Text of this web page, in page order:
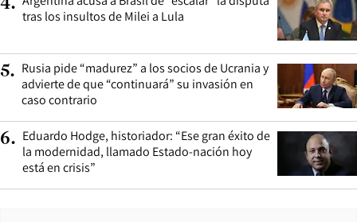
4.
tras los insultos de Milei a Lula
5. Rusia pide “madurez” a los socios de Ucrania y
advierte de que “continuará” su invasión en
caso contrario
6. Eduardo Hodge, historiador: “Ese gran éxito de
la modernidad, llamado Estado-nación hoy
está en crisis”